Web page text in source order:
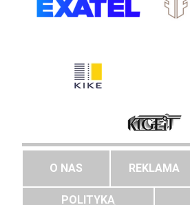
O NAS REKLAMA
POLITYKA